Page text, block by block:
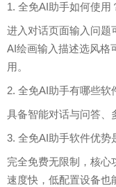
1. 全免AI助手如何使用
进入对话页面输入问题
AI绘画输入描述选风格
用。
2. 全免AI助手有哪些软
具备智能对话与问答、
3. 全免AI助手软件优势
完全免费无限制，核心
速度快，低配置设备也